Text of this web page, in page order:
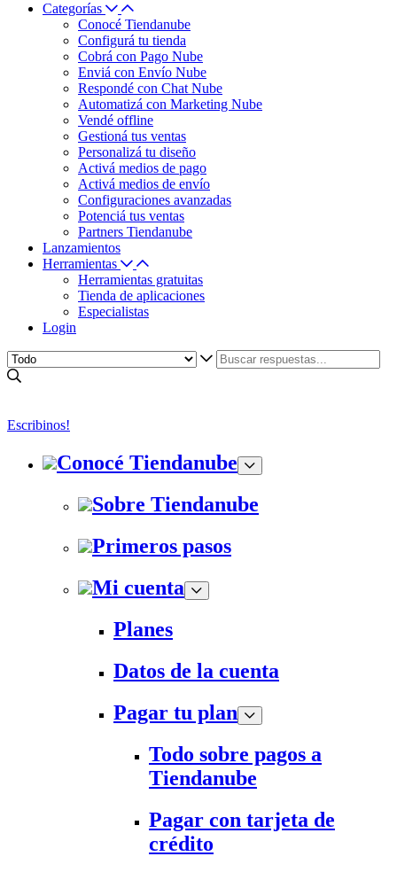
Categorías
Conocé Tiendanube
Configurá tu tienda
Cobrá con Pago Nube
Enviá con Envío Nube
Respondé con Chat Nube
Automatizá con Marketing Nube
Vendé offline
Gestioná tus ventas
Personalizá tu diseño
Activá medios de pago
Activá medios de envío
Configuraciones avanzadas
Potenciá tus ventas
Partners Tiendanube
Lanzamientos
Herramientas
Herramientas gratuitas
Tienda de aplicaciones
Especialistas
Login
Escribinos!
Conocé Tiendanube
Sobre Tiendanube
Primeros pasos
Mi cuenta
Planes
Datos de la cuenta
Pagar tu plan
Todo sobre pagos a
Tiendanube
Pagar con tarjeta de
crédito